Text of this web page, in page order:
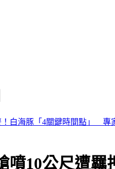
最新暴風圈侵襲率出爐 這縣市
噴10公尺遭